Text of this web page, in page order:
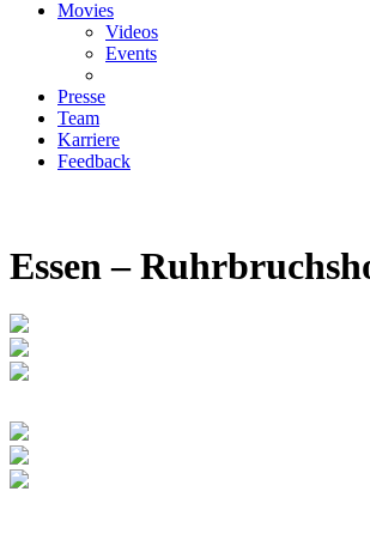
Movies
Videos
Events
Presse
Team
Karriere
Feedback
Essen –